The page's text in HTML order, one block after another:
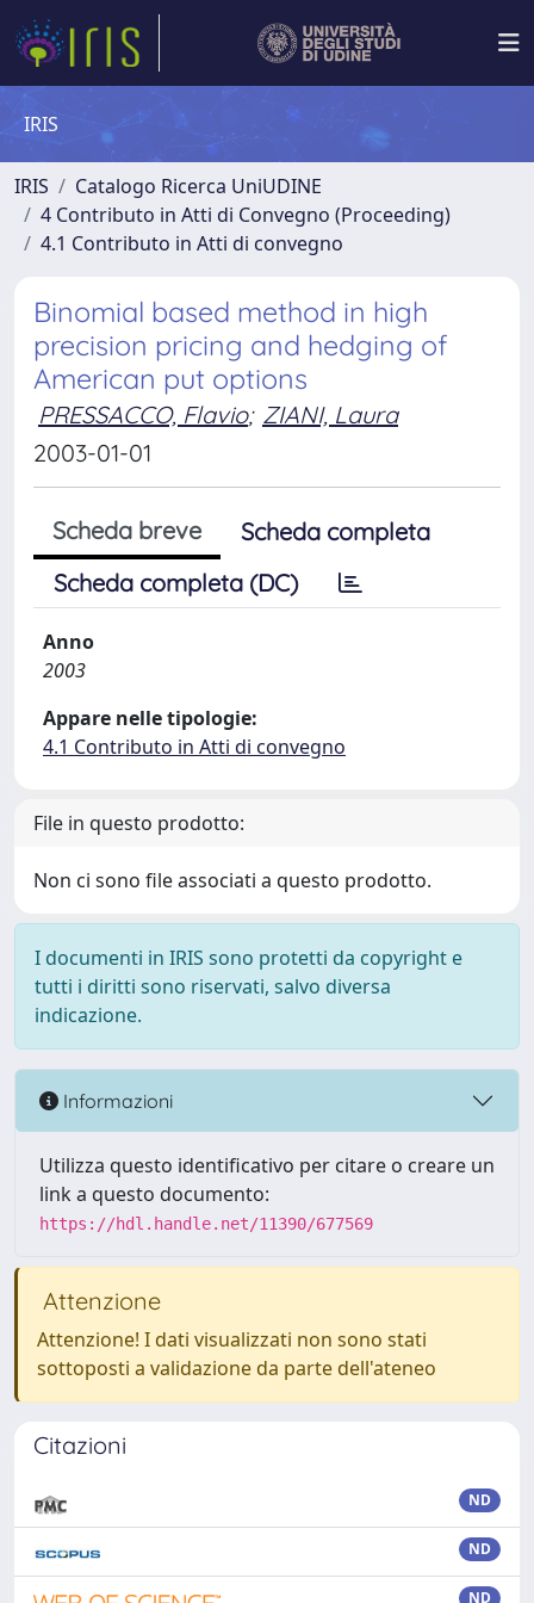
IRIS
IRIS
Catalogo Ricerca UniUDINE
4 Contributo in Atti di Convegno (Proceeding)
4.1 Contributo in Atti di convegno
Binomial based method in high
precision pricing and hedging of
American put options
PRESSACCO, Flavio; ZIANI, Laura
2003-01-01
Scheda breve
Scheda completa
Scheda completa (DC)
Anno
2003
Appare nelle tipologie:
4.1 Contributo in Atti di convegno
File in questo prodotto:
Non ci sono file associati a questo prodotto.
I documenti in IRIS sono protetti da copyright e
tutti i diritti sono riservati, salvo diversa
indicazione.
Informazioni
Utilizza questo identificativo per citare o creare un
link a questo documento:
https://hdl.handle.net/11390/677569
Attenzione
Attenzione! I dati visualizzati non sono stati
sottoposti a validazione da parte dell'ateneo
Citazioni
ND
ND
ND